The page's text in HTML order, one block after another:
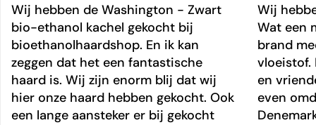
Wij hebben de Washington - Zwart
bio-ethanol kachel gekocht bij
bioethanolhaardshop. En ik kan
zeggen dat het een fantastische
haard is. Wij zijn enorm blij dat wij
hier onze haard hebben gekocht. Ook
een lange aansteker er bij gekocht
Wij
Wat een
brand
vloeistof.
en
even